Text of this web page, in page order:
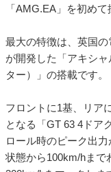
「AMG.EA」を初め
最大の特徴は、英国の
が開発した「アキシ
ター）」の搭載です。
フロントに1基、リア
となる「GT 63 4ドア
ロール時のピーク出
状態から100km/hまで